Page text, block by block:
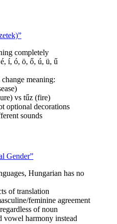
completely
í, ó, ö, ő, ú, ü, ű
meaning:
vs tűz (fire)
optional decorations
sounds
Gender”
Hungarian has no
of translation
feminine agreement
of noun
vowel harmony instead